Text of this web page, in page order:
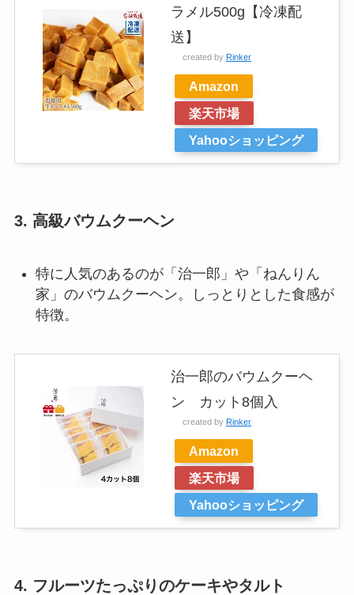
ラメル500g【冷凍配
送】
created by Rinker
Amazon
楽天市場
Yahooショッピング
3. 高級バウムクーヘン
特に人気のあるのが「治一郎」や「ねんりん
家」のバウムクーヘン。しっとりとした食感が
特徴。
治一郎のバウムクーヘ
ン カット8個入
created by Rinker
Amazon
楽天市場
Yahooショッピング
4. フルーツたっぷりのケーキやタルト